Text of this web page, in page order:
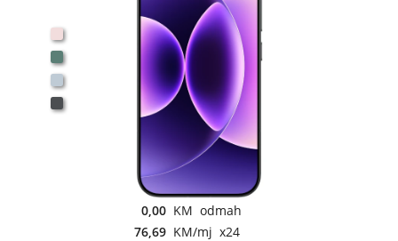
0,00 KM odmah
76,69 KM/mj x24